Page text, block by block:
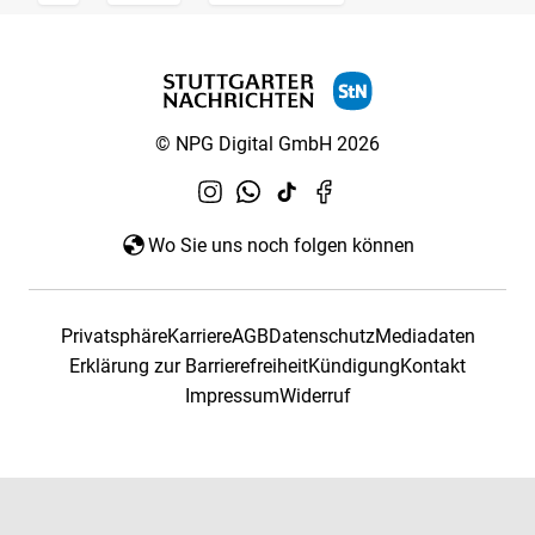
© NPG Digital GmbH 2026
Wo Sie uns noch folgen können
PrivatsphäreKarriereAGBDatenschutzMediadaten
Erklärung zur BarrierefreiheitKündigungKontakt
ImpressumWiderruf